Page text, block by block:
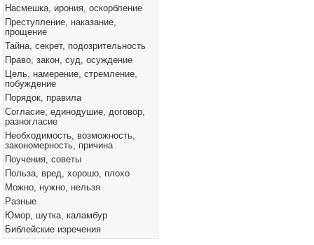
Насмешка, ирония, оскорбление
Преступление, наказание,
прощение
Тайна, секрет, подозрительность
Право, закон, суд, осуждение
Цель, намерение, стремление,
побуждение
Порядок, правила
Согласие, единодушие, договор,
разногласие
Необходимость, возможность,
закономерность, причина
Поучения, советы
Польза, вред, хорошо, плохо
Можно, нужно, нельзя
Разные
Юмор, шутка, каламбур
Библейские изречения